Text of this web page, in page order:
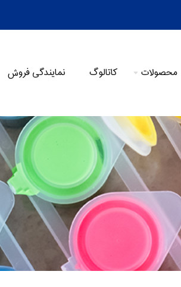
محصولات کاتالوگ نمایندگی فروش